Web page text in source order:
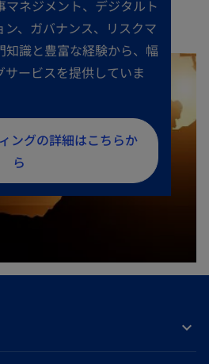
ネジメント、デジタルト
、ガバナンス、リスクマ
知識と豊富な経験から、幅
ービスを提供していま
ングの詳細はこちらか
ら
新
し
い
開